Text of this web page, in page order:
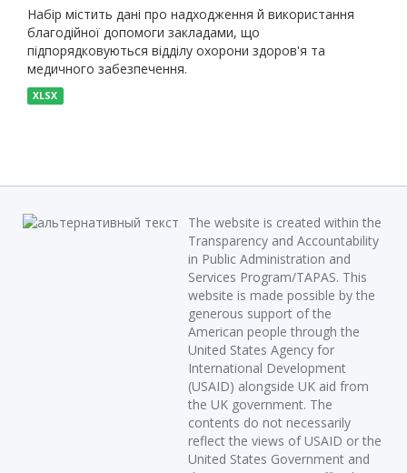
Набір містить дані про надходження й використання
благодійної допомоги закладами, що
підпорядковуються відділу охорони здоров'я та
медичного забезпечення.
XLSX
The website is created within the
Transparency and Accountability
in Public Administration and
Services Program/TAPAS. This
website is made possible by the
generous support of the
American people through the
United States Agency for
International Development
(USAID) alongside UK aid from
the UK government. The
contents do not necessarily
reflect the views of USAID or the
United States Government and